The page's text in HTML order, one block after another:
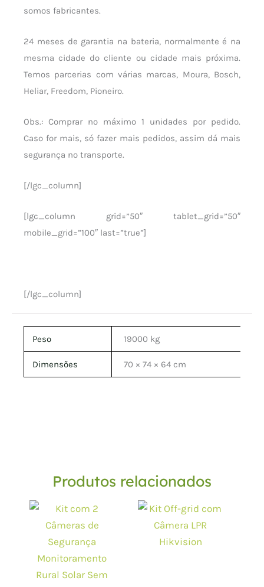
somos fabricantes.
24 meses de garantia na bateria, normalmente é na
mesma cidade do cliente ou cidade mais próxima.
Temos parcerias com várias marcas, Moura, Bosch,
Heliar, Freedom, Pioneiro.
Obs.: Comprar no máximo 1 unidades por pedido.
Caso for mais, só fazer mais pedidos, assim dá mais
segurança no transporte.
[/lgc_column]
[lgc_column grid=”50″ tablet_grid=”50″
mobile_grid=”100″ last=”true”]
[/lgc_column]
Peso 19000 kg
Dimensões 70 × 74 × 64 cm
Produtos relacionados